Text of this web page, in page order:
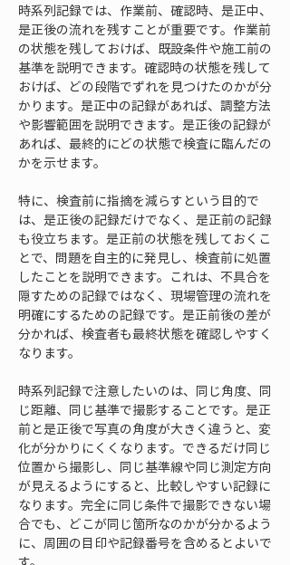
時系列記録では、作業前、確認時、是正中、
是正後の流れを残すことが重要です。作業前
の状態を残しておけば、既設条件や施工前の
基準を説明できます。確認時の状態を残して
おけば、どの段階でずれを見つけたのかが分
かります。是正中の記録があれば、調整方法
や影響範囲を説明できます。是正後の記録が
あれば、最終的にどの状態で検査に臨んだの
かを示せます。
特に、検査前に指摘を減らすという目的で
は、是正後の記録だけでなく、是正前の記録
も役立ちます。是正前の状態を残しておくこ
とで、問題を自主的に発見し、検査前に処置
したことを説明できます。これは、不具合を
隠すための記録ではなく、現場管理の流れを
明確にするための記録です。是正前後の差が
分かれば、検査者も最終状態を確認しやすく
なります。
時系列記録で注意したいのは、同じ角度、同
じ距離、同じ基準で撮影することです。是正
前と是正後で写真の角度が大きく違うと、変
化が分かりにくくなります。できるだけ同じ
位置から撮影し、同じ基準線や同じ測定方向
が見えるようにすると、比較しやすい記録に
なります。完全に同じ条件で撮影できない場
合でも、どこが同じ箇所なのかが分かるよう
に、周囲の目印や記録番号を含めるとよいで
す。